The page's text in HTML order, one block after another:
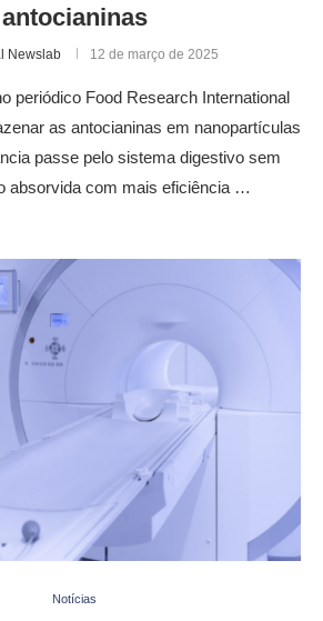
antocianinas
Newslab 12 de março de 2025
periódico Food Research International
as antocianinas em nanopartículas
passe pelo sistema digestivo sem
absorvida com mais eficiência …
Notícias